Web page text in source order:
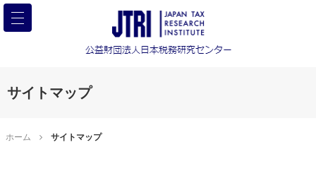
サイトマップ
ホーム サイトマップ